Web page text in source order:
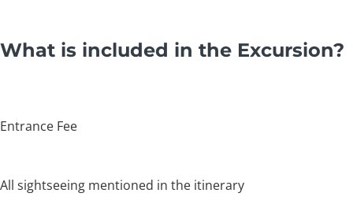
What is included in the Excursion?
Entrance Fee
All sightseeing mentioned in the itinerary